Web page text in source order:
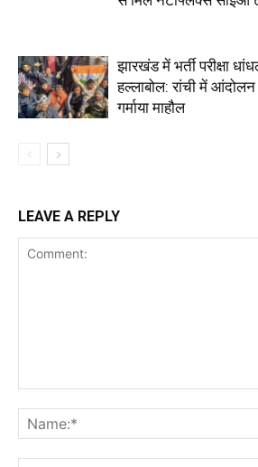
झारखंड में भर्ती परीक्षा
हल्लाबोल: रांची में
गर्माया माहौल
LEAVE A REPLY